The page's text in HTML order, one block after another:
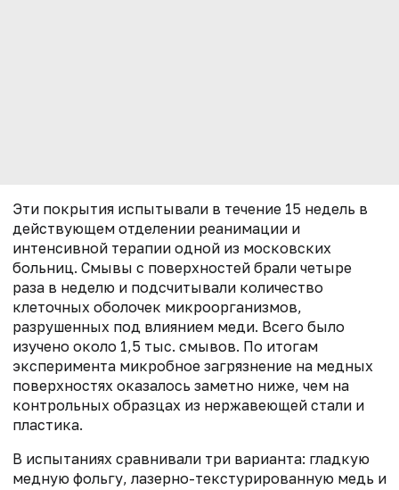
Эти покрытия испытывали в течение 15 недель в
действующем отделении реанимации и
интенсивной терапии одной из московских
больниц. Смывы с поверхностей брали четыре
раза в неделю и подсчитывали количество
клеточных оболочек микроорганизмов,
разрушенных под влиянием меди. Всего было
изучено около 1,5 тыс. смывов. По итогам
эксперимента микробное загрязнение на медных
поверхностях оказалось заметно ниже, чем на
контрольных образцах из нержавеющей стали и
пластика.
В испытаниях сравнивали три варианта: гладкую
медную фольгу, лазерно-текстурированную медь и